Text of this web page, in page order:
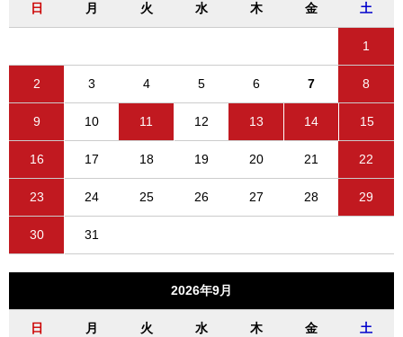
日 月 火 水 木 金 土
1
2 3 4 5 6 7 8
9 10 11 12 13 14 15
16 17 18 19 20 21 22
23 24 25 26 27 28 29
30 31
2026年9月
日 月 火 水 木 金 土